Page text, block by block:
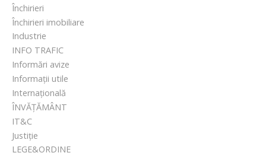
Închirieri
Închirieri imobiliare
Industrie
INFO TRAFIC
Informări avize
Informații utile
Internațională
ÎNVĂȚĂMÂNT
IT&C
Justiție
LEGE&ORDINE